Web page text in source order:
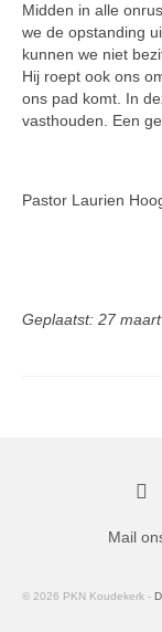
Midden in alle
we de op­standing
kunnen we niet
Hij roept ook ons
ons pad komt. In
vasthou­den. Een
Pastor Laurien
Geplaatst: 27
Mail
© 2026 PKN Koudekerk -